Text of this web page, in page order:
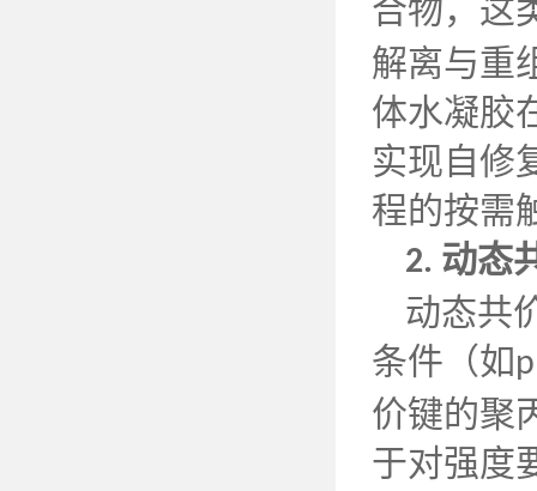
合物，这
解离与重
体水凝胶
实现自修
程的按需
2. 动态
动态共
条件（如
价键的聚
于对强度